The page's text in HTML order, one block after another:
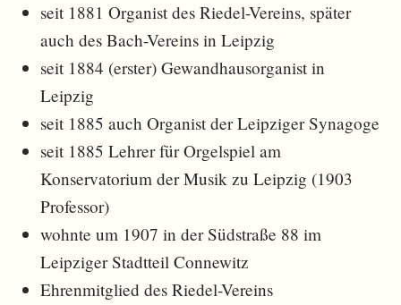
seit 1881 Organist des Riedel-Vereins, später
auch des Bach-Vereins in Leipzig
seit 1884 (erster) Gewandhausorganist in
Leipzig
seit 1885 auch Organist der Leipziger Synagoge
seit 1885 Lehrer für Orgelspiel am
Konservatorium der Musik zu Leipzig (1903
Professor)
wohnte um 1907 in der Südstraße 88 im
Leipziger Stadtteil Connewitz
Ehrenmitglied des Riedel-Vereins